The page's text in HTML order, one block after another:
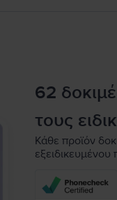
62
τους
Κάθε προϊόν